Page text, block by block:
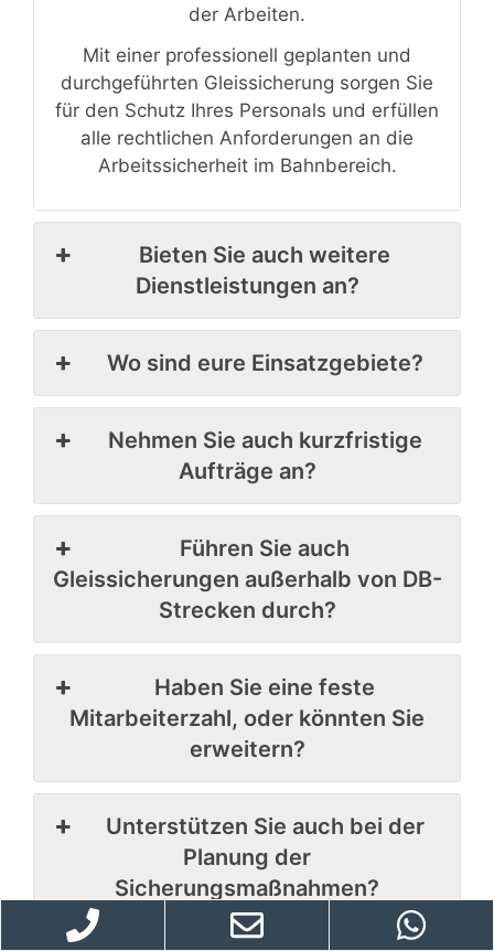
der Arbeiten.
Mit einer professionell geplanten und
durchgeführten Gleissicherung sorgen Sie
für den Schutz Ihres Personals und erfüllen
alle rechtlichen Anforderungen an die
Arbeitssicherheit im Bahnbereich.
Bieten Sie auch weitere
Dienstleistungen an?
Wo sind eure Einsatzgebiete?
Nehmen Sie auch kurzfristige
Aufträge an?
Führen Sie auch
Gleissicherungen außerhalb von DB-
Strecken durch?
Haben Sie eine feste
Mitarbeiterzahl, oder könnten Sie
erweitern?
Unterstützen Sie auch bei der
Planung der
Sicherungsmaßnahmen?